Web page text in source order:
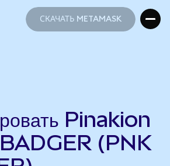
СКАЧАТЬ METAMASK
Pinakion
(PNK